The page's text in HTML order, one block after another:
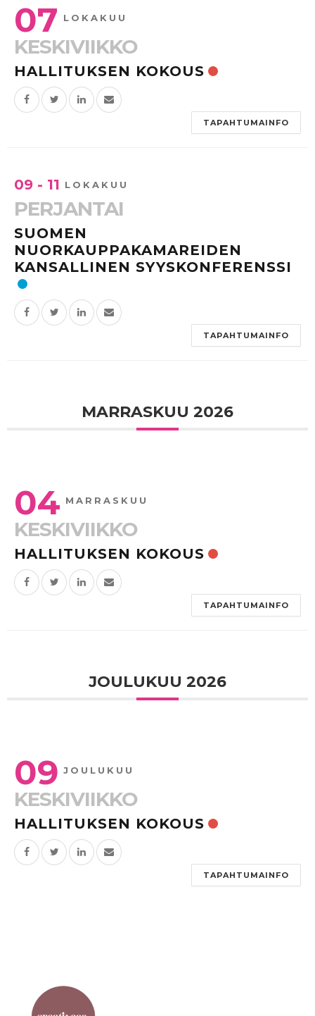
07 LOKAKUU
KESKIVIIKKO
HALLITUKSEN KOKOUS
TAPAHTUMAINFO
09 - 11 LOKAKUU
PERJANTAI
SUOMEN
NUORKAUPPAKAMAREIDEN
KANSALLINEN SYYSKONFERENSSI
TAPAHTUMAINFO
MARRASKUU 2026
04 MARRASKUU
KESKIVIIKKO
HALLITUKSEN KOKOUS
TAPAHTUMAINFO
JOULUKUU 2026
09 JOULUKUU
KESKIVIIKKO
HALLITUKSEN KOKOUS
TAPAHTUMAINFO